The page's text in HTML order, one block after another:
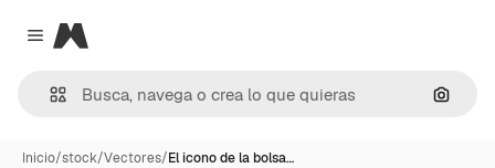
Close menu
Magnific
Inicio/stock/Vectores/El icono de la bolsa…